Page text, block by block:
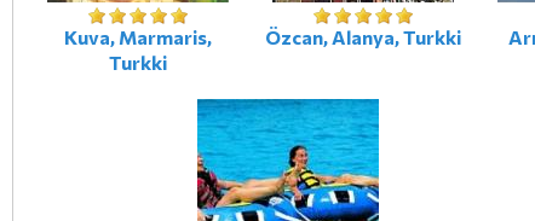
Kuva, Marmaris,
Turkki
Özcan, Alanya, Turkki